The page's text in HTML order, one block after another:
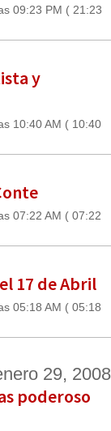
09:23 PM ( 21:23
y
10:40 AM ( 10:40
07:22 AM ( 07:22
17 de Abril
05:18 AM ( 05:18
29, 2008
poderoso